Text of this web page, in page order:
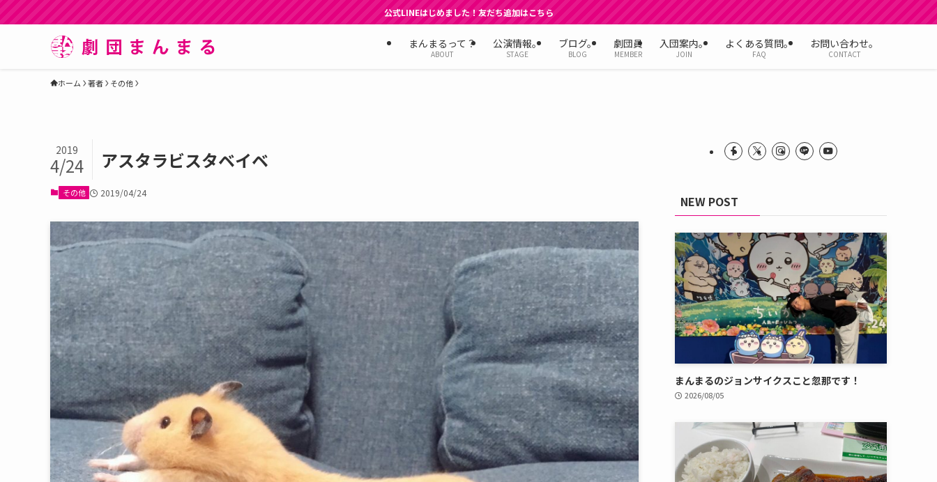
公式LINEはじめました！友だち追加はこちら
まんまるって？
ABOUT
公演情報。
STAGE
ブログ。
BLOG
劇団員
MEMBER
入団案内。
JOIN
よくある質問。
FAQ
お問い合わせ。
CONTACT
ホーム 著者 その他
アスタラビスタベイベ
2019
4/24
その他 2019/04/24
NEW POST
まんまるのジョンサイクスこと忽那です！
2026/08/05